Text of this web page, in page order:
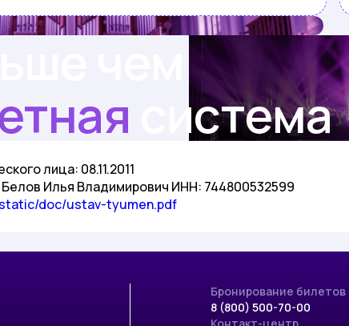
система
лица: 08.11.2011
Белов Илья Владимирович ИНН: 744800532599
doc/ustav-tyumen.pdf
Бронирование билетов
8 (800) 500-70-00